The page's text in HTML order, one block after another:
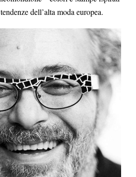
dell’alta moda europea.